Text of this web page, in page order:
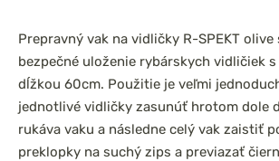
Prepravný vak na vidličky R-SPEKT olive
bezpečné uloženie rybárskych vidličiek
dĺžkou 60cm. Použitie je veľmi
jednotlivé vidličky zasunúť hrotom dole
rukáva vaku a následne celý vak zaistiť
preklopky na suchý zips a previazať